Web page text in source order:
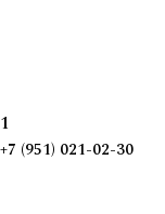
1
+7 (951) 021-02-30